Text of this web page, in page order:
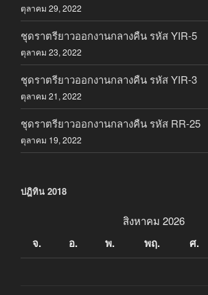
ตุลาคม 29, 2022
ชุดราตรียาวออกงานกลางคืน รหัส YIR-5
ตุลาคม 23, 2022
ชุดราตรียาวออกงานกลางคืน รหัส YIR-3
ตุลาคม 21, 2022
ชุดราตรียาวออกงานกลางคืน รหัส RR-25
ตุลาคม 19, 2022
ปฎิทิน 2018
สิงหาคม 2026
จ. อ. พ. พฤ. ศ.